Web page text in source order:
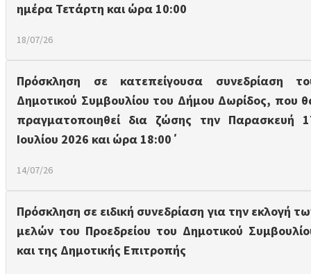
ημέρα Τετάρτη και ώρα 10:00
18/07/26
Πρόσκληση σε κατεπείγουσα συνεδρίαση
Δημοτικού Συμβουλίου του Δήμου Δωρίδος, που
πραγματοποιηθεί δια ζώσης την Παρασκευή
Ιουλίου 2026 και ώρα 18:00΄
14/07/26
Πρόσκληση σε ειδική συνεδρίαση για την εκλογή
μελών του Προεδρείου του Δημοτικού
και της Δημοτικής Επιτροπής